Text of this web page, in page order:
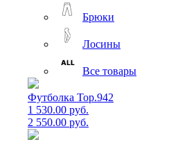
Брюки
Лосины
Все товары
Футболка Top.942
1 530.00 руб.
2 550.00 руб.